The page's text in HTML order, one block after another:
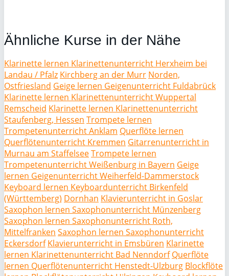
Ähnliche Kurse in der Nähe
Klarinette lernen Klarinettenunterricht Herxheim bei
Landau / Pfalz Kirchberg an der Murr Norden,
Ostfriesland Geige lernen Geigenunterricht Fuldabrück
Klarinette lernen Klarinettenunterricht Wuppertal
Remscheid Klarinette lernen Klarinettenunterricht
Staufenberg, Hessen Trompete lernen
Trompetenunterricht Anklam Querflöte lernen
Querflötenunterricht Kremmen Gitarrenunterricht in
Murnau am StaffelseeTrompete lernen
Trompetenunterricht Weißenburg in Bayern Geige
lernen Geigenunterricht Weiherfeld-Dammerstock
Keyboard lernen Keyboardunterricht Birkenfeld
(Württemberg) Dornhan Klavierunterricht in Goslar
Saxophon lernen Saxophonunterricht Münzenberg
Saxophon lernen Saxophonunterricht Roth,
Mittelfranken Saxophon lernen Saxophonunterricht
Eckersdorf Klavierunterricht in Emsbüren Klarinette
lernen Klarinettenunterricht Bad Nenndorf Querflöte
lernen Querflötenunterricht Henstedt-Ulzburg Blockflöte